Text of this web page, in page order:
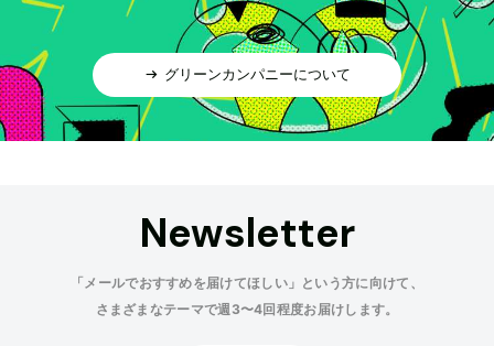
グリーンカンパニーについて
Newsletter
「メールでおすすめを届けてほしい」という方に向けて、
さまざまなテーマで週3〜4回程度お届けします。